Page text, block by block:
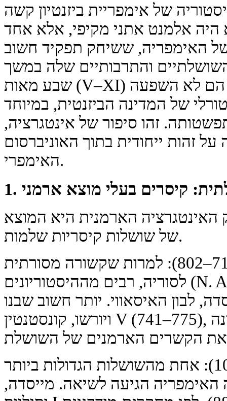
של אימפריית ביזנטיון קשה
היה אלמנט אתני מקיפי, אלא אחד
האימפריה, ששיחק תפקיד חשוב
והתרבותיים שלה במשך
שבע מאות (V–XI) שנים. עקבות הארמנים הם לא השפעה
של המדינה הביזנטית, במיוחד
זהו סיפור של אינטגרציה,
זהות ייחודית בתוך האוניברסום
האימפרי.
קיסרים בעלי מוצא ארמני
האינטגרציה הארמנית היא המוצא
של שושלות קיסריות שלמות.
שושלת איסאווית (סורית) (717–802): למרות שקשורה מסורתית
לסוריה, רבים מההיסטוריונים (N. Adonz, P. Sharants) מצהירים
לבון האיסאווי. יותר חשוב שבנו
ויורשו, קונסטנטין V (741–775), היה נשוי לנסיכה ארמנית, אירינה
שושלת המקדונים (867–1056): אחת מהשושלות הגדולות ביותר
האימפריה הגיעה לשיאה. מייסדה,